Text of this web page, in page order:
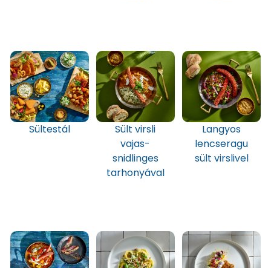
Sültestál
Sült virsli
vajas-
snidlinges
tarhonyával
Langyos
lencseragu
sült virslivel